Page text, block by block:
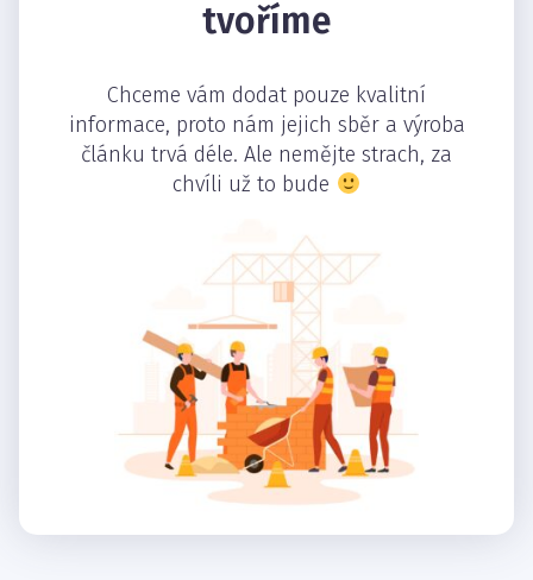
tvoříme
Chceme vám dodat pouze kvalitní
informace, proto nám jejich sběr a výroba
článku trvá déle. Ale nemějte strach, za
chvíli už to bude